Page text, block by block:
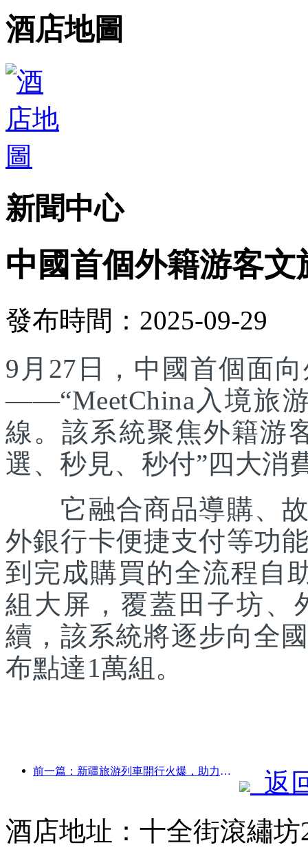
酒店地圖
新聞中心
中國首個外籍游客
發布時間：2025-09-29
9月27日，中國首個面
——“MeetChina入境旅
線。該系統聚焦外籍游
選、秒見、秒付”四大消
它融合商品導購、故
外銀行卡便捷支付等功
到完成購買的全流程自
組大屏，覆蓋田子坊、
續，該系統將逐步向全
布點達1萬組。
前一篇：新疆旅游列車開行火爆，助力文旅經濟蓬勃發展
返
酒店地址：十全街滾繡